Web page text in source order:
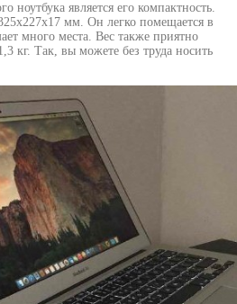
ноутбука является его компактность.
мм. Он легко помещается в
много места. Вес также приятно
кг. Так, вы можете без труда носить